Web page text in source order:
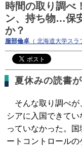
時間の取り調べ
ン、持ち物…保
か？
服部倫卓 （ 北海道大学ス
夏休みの読書
そんな取り調べが
シアに入国できて
っていなかった。
ートコントロール